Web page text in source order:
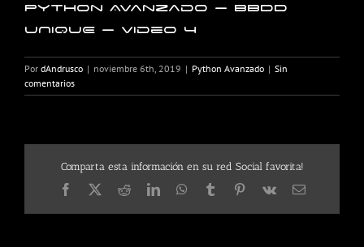
Python Avanzado – BBDD
UNIQUE – Video 4
Por dAndrusco | noviembre 6th, 2019 | Python Avanzado | Sin
comentarios
Comparta esta información en su red Social favorita!
Facebook
X RedditLinkedInWhatsApp
TumblrPinterest
Vk
Correo